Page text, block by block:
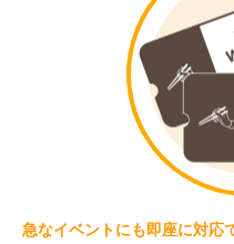
急なイベントにも即座に対応